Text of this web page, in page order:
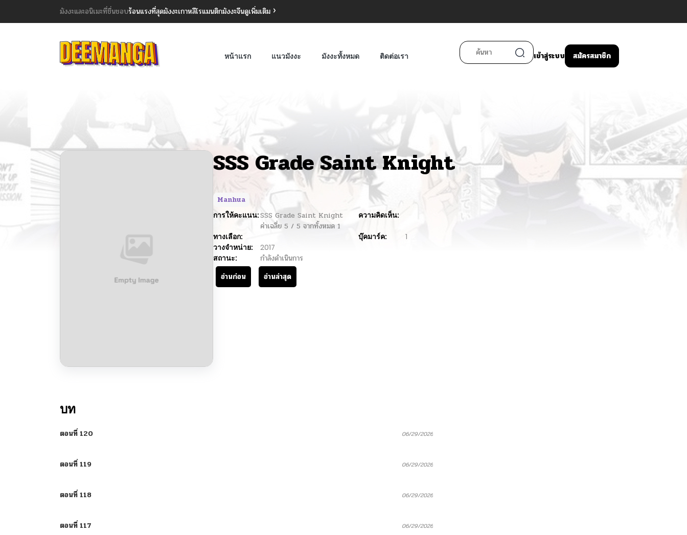
มังงะและอนิเมะที่ชื่นชอบร้อนแรงที่สุดมังงะเกาหลีโรแมนติกมังงะจีนดูเพิ่มเติม
หน้าแรก แนวมังงะ มังงะทั้งหมด ติดต่อเรา เข้าสู่ระบบ สมัครสมาชิก
SSS Grade Saint Knight
Manhua
การให้คะแนน:SSS Grade Saint Knight
ค่าเฉลี่ย 5 / 5 จากทั้งหมด 1
ความคิดเห็น:
ทางเลือก: บุ๊คมาร์ค:
1
วางจำหน่าย:
2017
สถานะ:
กำลังดำเนินการ
อ่านก่อน
อ่านล่าสุด
บท
ตอนที่ 120 06/29/2026
ตอนที่ 119 06/29/2026
ตอนที่ 118 06/29/2026
ตอนที่ 117 06/29/2026